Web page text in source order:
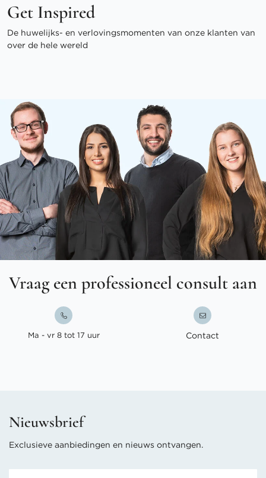
Get Inspired
De huwelijks- en verlovingsmomenten van onze klanten van
over de hele wereld
Vraag een professioneel consult aan
Ma - vr 8 tot 17 uur Contact
Nieuwsbrief
Exclusieve aanbiedingen en nieuws ontvangen.